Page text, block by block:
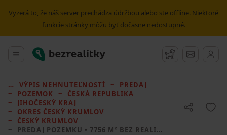
Vyzerá to, že náš server prechádza údržbou alebo ste offline. Niektoré
funkcie stránky môžu byť dočasne nedostupné.
Hlavné menu
Bezrealitky Strážny pes
Správy
VÝPIS NEHNUTEĽNOSTÍ
PREDAJ
POZEMOK
ČESKÁ REPUBLIKA
JIHOČESKÝ KRAJ
OKRES ČESKÝ KRUMLOV
ČESKÝ KRUMLOV
PREDAJ POZEMKU • 7756 M² BEZ REALITKY